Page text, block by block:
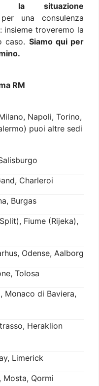
la situazione
una consulenza
insieme troveremo la
caso. Siamo qui per
RM
Napoli, Torino,
puoi altre sedi
Charleroi
Burgas
Fiume (Rijeka),
Odense, Aalborg
Tolosa
Monaco di Baviera,
Heraklion
Limerick
Mosta, Qormi